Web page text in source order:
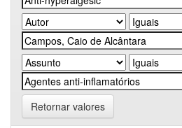
Retornar valores